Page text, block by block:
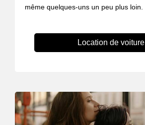
même quelques-uns un peu plus loin.
Location de voiture